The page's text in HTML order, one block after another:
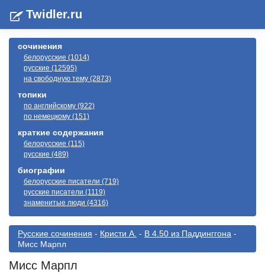
Twidler.ru
сочинения
белорусские (1014)
русские (12595)
на свободную тему (2873)
топики
по английскому (922)
по немецкому (151)
краткие содержания
белорусские (115)
русские (489)
биографии
белорусские писатели (719)
русские писатели (1119)
знаменитые люди (4316)
Русские сочинения - Кристи А. - В 4.50 из Паддинггона -
Мисс Марпл
Мисс Марпл